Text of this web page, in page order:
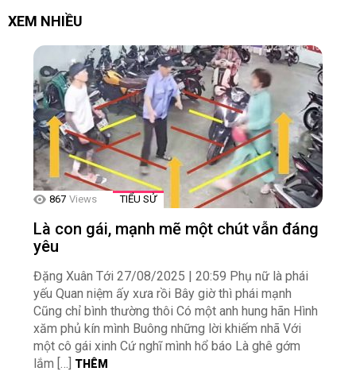
XEM NHIỀU
867 Views TIỂU SỬ
Là con gái, mạnh mẽ một chút vẫn đáng
yêu
Đặng Xuân Tới 27/08/2025 | 20:59 Phụ nữ là phái
yếu Quan niệm ấy xưa rồi Bây giờ thì phái mạnh
Cũng chỉ bình thường thôi Có một anh hung hãn Hình
xăm phủ kín mình Buông những lời khiếm nhã Với
một cô gái xinh Cứ nghĩ mình hổ báo Là ghê gớm
lắm […] THÊM